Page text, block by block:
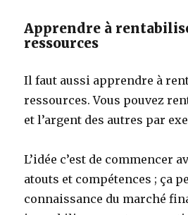
Apprendre à
ressources
Il faut aussi apprendre à
ressources. Vous pouvez
et l’argent des autres par
L’idée c’est de commencer
atouts et compétences ; ça
connaissance du marché